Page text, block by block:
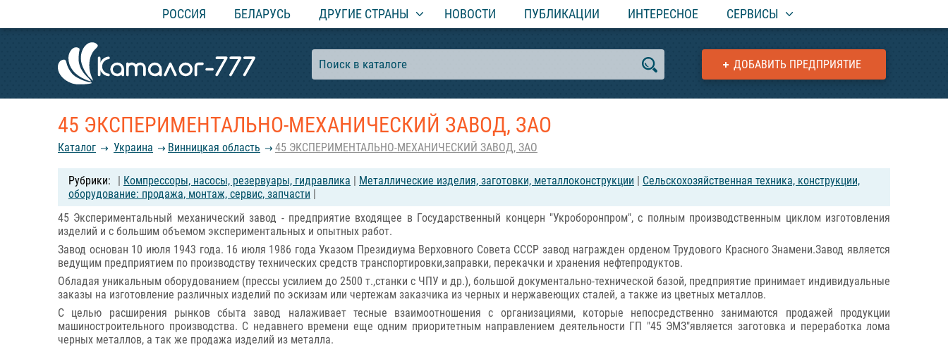
РОССИЯ БЕЛАРУСЬ ДРУГИЕ СТРАНЫ НОВОСТИ ПУБЛИКАЦИИ ИНТЕРЕСНОЕ СЕРВИСЫ
ДОБАВИТЬ ПРЕДПРИЯТИЕ
45 ЭКСПЕРИМЕНТАЛЬНО-МЕХАНИЧЕСКИЙ ЗАВОД, ЗАО
Каталог Украина Винницкая область 45 ЭКСПЕРИМЕНТАЛЬНО-МЕХАНИЧЕСКИЙ ЗАВОД, ЗАО
| Компрессоры, насосы, резервуары, гидравлика | Металлические изделия, заготовки, металлоконструкции | Сельскохозяйственная техника, конструкции,
оборудование: продажа, монтаж, сервис, запчасти |
45 Экспериментальный механический завод - предприятие входящее в Государственный концерн "Укроборонпром", с полным производственным циклом изготовления
изделий и с большим объемом экспериментальных и опытных работ.
Завод основан 10 июля 1943 года. 16 июля 1986 года Указом Президиума Верховного Совета СССР завод награжден орденом Трудового Красного Знамени.Завод является
ведущим предприятием по производству технических средств транспортировки,заправки, перекачки и хранения нефтепродуктов.
Обладая уникальным оборудованием (прессы усилием до 2500 т.,станки с ЧПУ и др.), большой документально-технической базой, предприятие принимает индивидуальные
заказы на изготовление различных изделий по эскизам или чертежам заказчика из черных и нержавеющих сталей, а также из цветных металлов.
С целью расширения рынков сбыта завод налаживает тесные взаимоотношения с организациями, которые непосредственно занимаются продажей продукции
машиностроительного производства. С недавнего времени еще одним приоритетным направлением деятельности ГП "45 ЭМЗ"является заготовка и переработка лома
черных металлов, а так же продажа изделий из металла.